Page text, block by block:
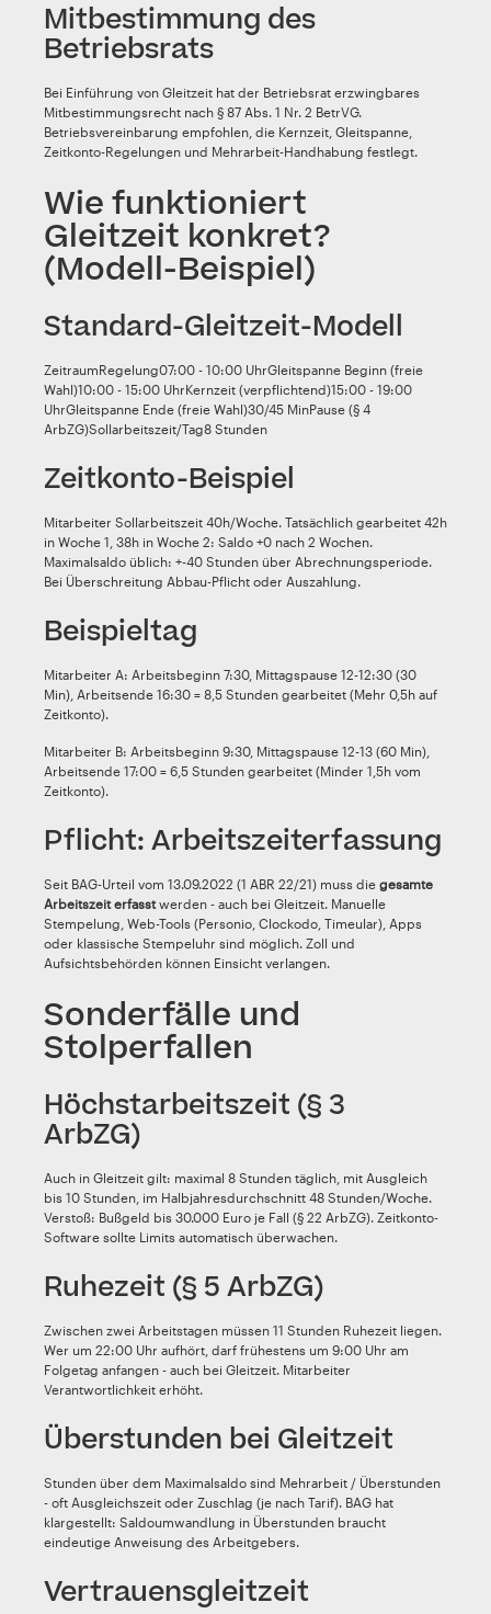
Mitbestimmung des
Betriebsrats
Bei Einführung von Gleitzeit hat der Betriebsrat erzwingbares
Mitbestimmungsrecht nach § 87 Abs. 1 Nr. 2 BetrVG.
Betriebsvereinbarung empfohlen, die Kernzeit, Gleitspanne,
Zeitkonto-Regelungen und Mehrarbeit-Handhabung festlegt.
Wie funktioniert
Gleitzeit konkret?
(Modell-Beispiel)
Standard-Gleitzeit-Modell
ZeitraumRegelung07:00 - 10:00 UhrGleitspanne Beginn (freie
Wahl)10:00 - 15:00 UhrKernzeit (verpflichtend)15:00 - 19:00
UhrGleitspanne Ende (freie Wahl)30/45 MinPause (§ 4
ArbZG)Sollarbeitszeit/Tag8 Stunden
Zeitkonto-Beispiel
Mitarbeiter Sollarbeitszeit 40h/Woche. Tatsächlich gearbeitet 42h
in Woche 1, 38h in Woche 2: Saldo +0 nach 2 Wochen.
Maximalsaldo üblich: +-40 Stunden über Abrechnungsperiode.
Bei Überschreitung Abbau-Pflicht oder Auszahlung.
Beispieltag
Mitarbeiter A: Arbeitsbeginn 7:30, Mittagspause 12-12:30 (30
Min), Arbeitsende 16:30 = 8,5 Stunden gearbeitet (Mehr 0,5h auf
Zeitkonto).
Mitarbeiter B: Arbeitsbeginn 9:30, Mittagspause 12-13 (60 Min),
Arbeitsende 17:00 = 6,5 Stunden gearbeitet (Minder 1,5h vom
Zeitkonto).
Pflicht: Arbeitszeiterfassung
Seit BAG-Urteil vom 13.09.2022 (1 ABR 22/21) muss die gesamte
Arbeitszeit erfasstwerden - auch bei Gleitzeit. Manuelle
Stempelung, Web-Tools (Personio, Clockodo, Timeular), Apps
oder klassische Stempeluhr sind möglich. Zoll und
Aufsichtsbehörden können Einsicht verlangen.
Sonderfälle und
Stolperfallen
Höchstarbeitszeit (§ 3
ArbZG)
Auch in Gleitzeit gilt: maximal 8 Stunden täglich, mit Ausgleich
bis 10 Stunden, im Halbjahresdurchschnitt 48 Stunden/Woche.
Verstoß: Bußgeld bis 30.000 Euro je Fall (§ 22 ArbZG). Zeitkonto-
Software sollte Limits automatisch überwachen.
Ruhezeit (§ 5 ArbZG)
Zwischen zwei Arbeitstagen müssen 11 Stunden Ruhezeit liegen.
Wer um 22:00 Uhr aufhört, darf frühestens um 9:00 Uhr am
Folgetag anfangen - auch bei Gleitzeit. Mitarbeiter
Verantwortlichkeit erhöht.
Überstunden bei Gleitzeit
Stunden über dem Maximalsaldo sind Mehrarbeit / Überstunden
- oft Ausgleichszeit oder Zuschlag (je nach Tarif). BAG hat
klargestellt: Saldoumwandlung in Überstunden braucht
eindeutige Anweisung des Arbeitgebers.
Vertrauensgleitzeit